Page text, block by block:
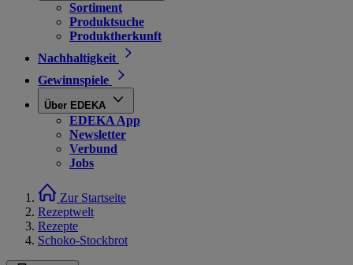
Sortiment
Produktsuche
Produktherkunft
Nachhaltigkeit
Gewinnspiele
Über EDEKA
EDEKA App
Newsletter
Verbund
Jobs
Zur Startseite
Rezeptwelt
Rezepte
Schoko-Stockbrot